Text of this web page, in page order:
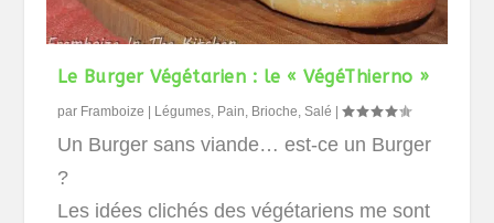
Le Burger Végétarien : le « VégéThierno »
par Framboize | Légumes Pain, Brioche ,Salé |
Un Burger sans viande… est-ce un Burger
?
Les idées clichés des végétariens me sont